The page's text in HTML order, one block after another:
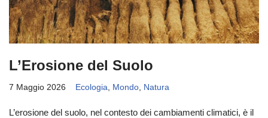
L’Erosione del Suolo
7 Maggio 2026 Ecologia Mondo Natura
L’erosione del suolo, nel contesto dei cambiamenti climatici, è il